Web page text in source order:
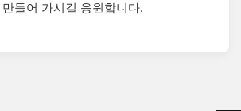
들어 가시길 응원합니다.